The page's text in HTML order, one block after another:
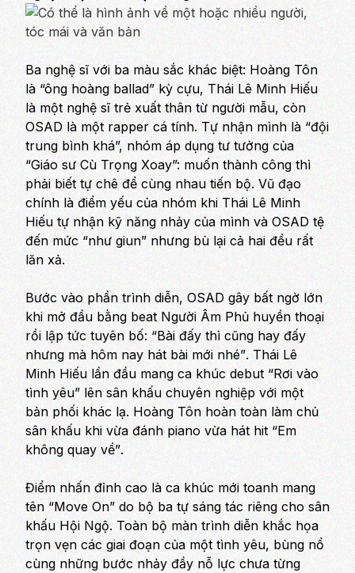
Ba nghệ sĩ với ba màu sắc khác biệt: Hoàng Tôn
là “ông hoàng ballad” kỳ cựu, Thái Lê Minh Hiếu
là một nghệ sĩ trẻ xuất thân từ người mẫu, còn
OSAD là một rapper cá tính. Tự nhận mình là “đội
trung bình khá”, nhóm áp dụng tư tưởng của
“Giáo sư Cù Trọng Xoay”: muốn thành công thì
phải biết tự chê để cùng nhau tiến bộ. Vũ đạo
chính là điểm yếu của nhóm khi Thái Lê Minh
Hiếu tự nhận kỹ năng nhảy của mình và OSAD tệ
đến mức “như giun” nhưng bù lại cả hai đều rất
lăn xả.
Bước vào phần trình diễn, OSAD gây bất ngờ lớn
khi mở đầu bằng beat Người Âm Phủhuyền thoại
rồi lập tức tuyên bố: “Bài đấy thì cũng hay đấy
nhưng mà hôm nay hát bài mới nhé”. Thái Lê
Minh Hiếu lần đầu mang ca khúc debut“Rơi vào
tình yêu” lên sân khấu chuyên nghiệp với một
bản phối khác lạ. Hoàng Tôn hoàn toàn làm chủ
sân khấu khi vừa đánh piano vừa hát hit“Em
không quay về”.
Điểm nhấn đỉnh cao là ca khúc mới toanh mang
tên “Move On” do bộ ba tự sáng tác riêng cho sân
khấu Hội Ngộ. Toàn bộ màn trình diễn khắc họa
trọn vẹn các giai đoạn của một tình yêu, bùng nổ
cùng những bước nhảy đầy nỗ lực chưa từng